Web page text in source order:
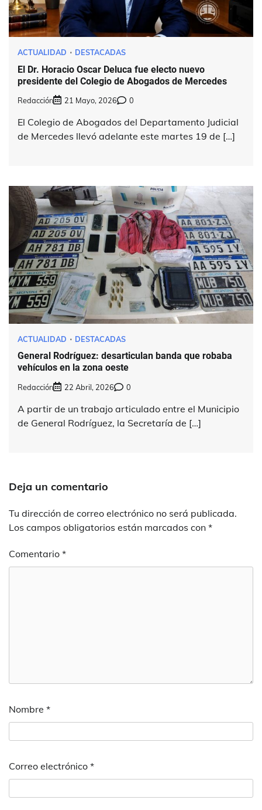
ACTUALIDAD DESTACADAS
El Dr. Horacio Oscar Deluca fue electo nuevo
presidente del Colegio de Abogados de Mercedes
Redacción 21 Mayo, 2026 0
El Colegio de Abogados del Departamento Judicial
de Mercedes llevó adelante este martes 19 de […]
ACTUALIDAD DESTACADAS
General Rodríguez: desarticulan banda que robaba
vehículos en la zona oeste
Redacción 22 Abril, 2026 0
A partir de un trabajo articulado entre el Municipio
de General Rodríguez, la Secretaría de […]
Deja un comentario
Tu dirección de correo electrónico no será publicada.
Los campos obligatorios están marcados con *
Comentario *
Nombre *
Correo electrónico *